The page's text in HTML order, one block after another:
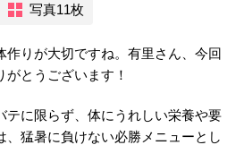
写真11枚
りが大切ですね。有里さん、今回
とうございます！
テに限らず、体にうれしい栄養や要
、猛暑に負けない必勝メニューとし